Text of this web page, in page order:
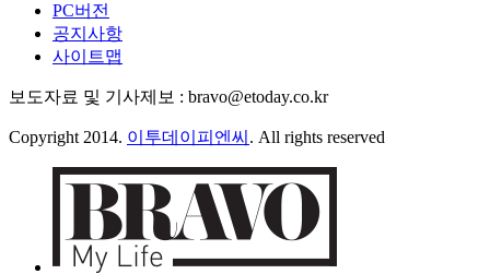
PC버전
공지사항
사이트맵
보도자료 및 기사제보 : bravo@etoday.co.kr
Copyright 2014. 이투데이피엔씨 . All rights reserved